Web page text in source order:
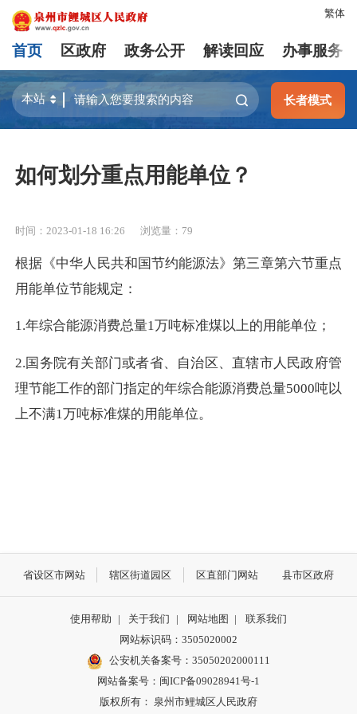
繁体
首页 区政府 政务公开 解读回应 办事服务
长者模式
如何划分重点用能单位？
时间：2023-01-18 16:26 浏览量： 79
根据《中华人民共和国节约能源法》第三章第六节重点
用能单位节能规定：
1.年综合能源消费总量1万吨标准煤以上的用能单位；
2.国务院有关部门或者省、自治区、直辖市人民政府管
理节能工作的部门指定的年综合能源消费总量5000吨以
上不满1万吨标准煤的用能单位。
省设区市网站 辖区街道园区 区直部门网站 县市区政府
使用帮助 | 关于我们 | 网站地图 |
联系我们
网站标识码：3505020002
公安机关备案号：35050202000111
网站备案号：闽ICP备09028941号-1
版权所有： 泉州市鲤城区人民政府